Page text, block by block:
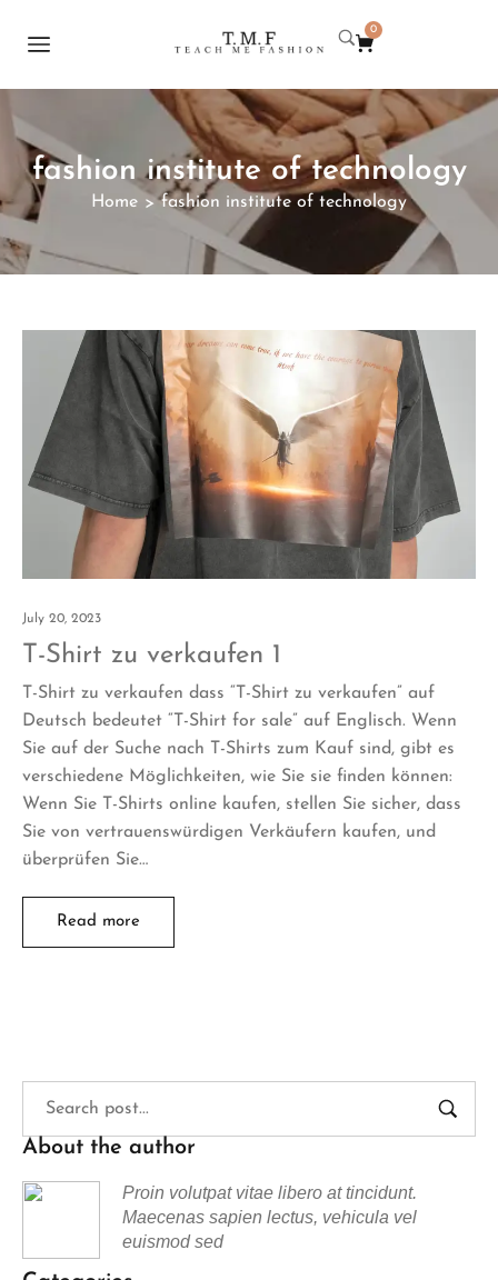
0
fashion institute of technology
Home > fashion institute of technology
July 20, 2023
T-Shirt zu verkaufen 1
T-Shirt zu verkaufen dass “T-Shirt zu verkaufen” auf
Deutsch bedeutet “T-Shirt for sale” auf Englisch. Wenn
Sie auf der Suche nach T-Shirts zum Kauf sind, gibt es
verschiedene Möglichkeiten, wie Sie sie finden können:
Wenn Sie T-Shirts online kaufen, stellen Sie sicher, dass
Sie von vertrauenswürdigen Verkäufern kaufen, und
überprüfen Sie…
Read more
About the author
Proin volutpat vitae libero at tincidunt.
Maecenas sapien lectus, vehicula vel
euismod sed